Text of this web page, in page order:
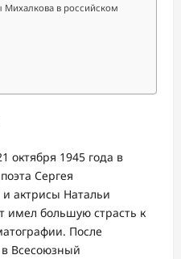
Михалкова в российском
октября 1945 года в
Сергея
актрисы Натальи
имел большую страсть к
После
Всесоюзный